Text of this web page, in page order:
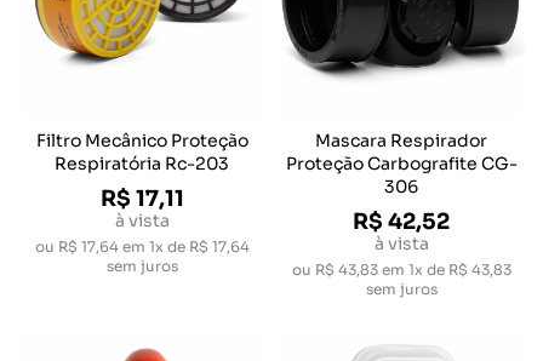
Filtro Mecânico Proteção
Respiratória Rc-203
R$ 17,11
à vista
ou R$ 17,64em 1x de R$ 17,64
sem juros
Mascara Respirador
Proteção Carbografite CG-
306
R$ 42,52
à vista
ou R$ 43,83em 1x de R$ 43,83
sem juros